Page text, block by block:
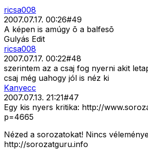
ricsa008
2007.07.17. 00:26#49
A képen is amúgy õ a balfesõ
Gulyás Edit
ricsa008
2007.07.17. 00:22#48
szerintem az a csaj fog nyerni akit
csaj még uahogy jól is néz ki
Kanyecc
2007.07.13. 21:21#47
Egy kis nyers kritika: http://
p=4665
Nézed a sorozatokat! Nincs
http://sorozatguru.info